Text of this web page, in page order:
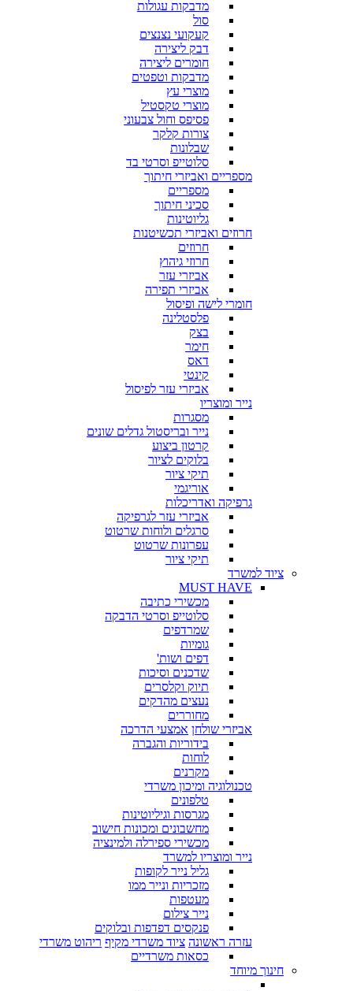
מדבקות עגולות
סול
קעקועי נצנצים
דבק ליצירה
חומרים ליצירה
מדבקות וטפטים
מוצרי עץ
מוצרי טקסטיל
פסיפס וחול צבעוני
צורות קלקר
שבלונות
סלוטייפ וסרטי בד
מספריים ואביזרי חיתוך
מספריים
סכיני חיתוך
גליוטינות
חרוזים ואביזרי תכשיטנות
חרוזים
חרוזי גיהוץ
אביזרי עזר
אביזרי תפירה
חומרי לישה ופיסול
פלסטלינה
בצק
חימר
דאס
קינטי
אביזרי עזר לפיסול
נייר ומוצריו
מסגרות
נייר ובריסטול גדלים שונים
קרטון ביצוע
בלוקים לציור
תיקי ציור
אוריגמי
גרפיקה ואדריכלות
אביזרי עזר לגרפיקה
סרגלים ולוחות שרטוט
עפרונות שרטוט
תיקי ציור
ציוד למשרד
MUST HAVE
מכשירי כתיבה
סלוטייפ וסרטי הדבקה
שמרדפים
גומיות
דפים ושות'
שדכנים וסיכות
תיוק וקלסרים
נעצים מהדקים
מחוררים
אביזרי שולחן אמצעי הדרכה
בידוריות והגברה
לוחות
מקרנים
טכנולוגיה ומיכון משרדי
טלפונים
מגרסות וגיליוטינות
מחשבונים ומכונות חישוב
מכשירי ספירלה ולמינציה
נייר ומוצריו למשרד
גליל נייר לקופות
מזכריות ונייר ממו
מעטפות
נייר צילום
פנקסים דפדפות ובלוקים
עזרה ראשונה ציוד משרדי מקיף ריהוט משרדי
כסאות משרדיים
חינוך מיוחד